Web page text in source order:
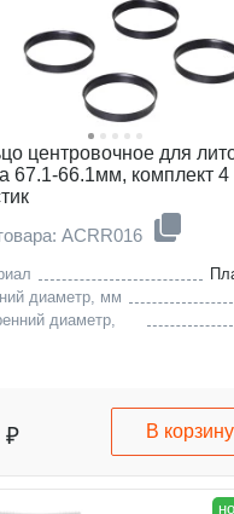
центровочное для
67.1-66.1мм, комплект 4
ACRR016
диаметр, мм
диаметр,
₽ В корзину